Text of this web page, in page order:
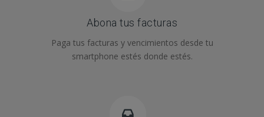
Abona tus facturas
Paga tus facturas y vencimientos desde tu
smartphone estés donde estés.